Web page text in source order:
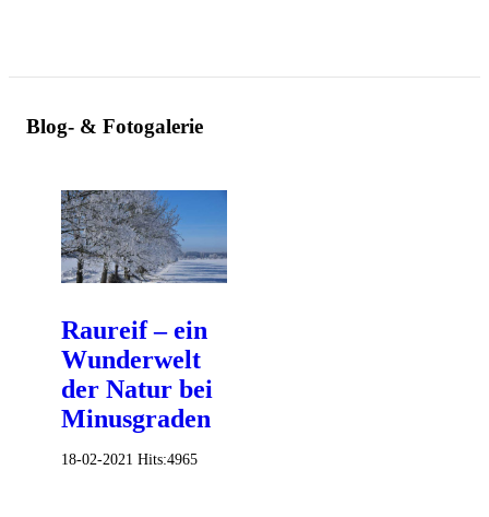
Blog- & Fotogalerie
Raureif – ein
Wunderwelt
der Natur bei
Minusgraden
18-02-2021 Hits:4965